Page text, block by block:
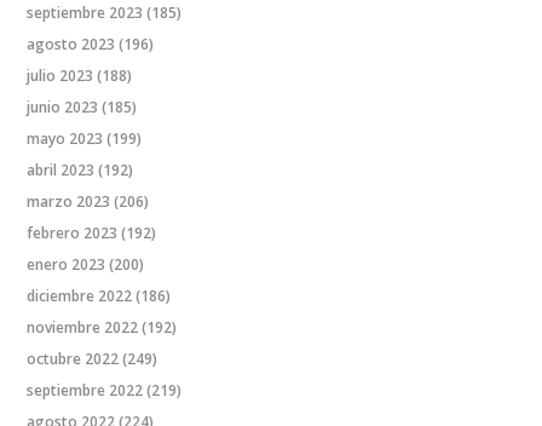
septiembre 2023 (185)
agosto 2023 (196)
julio 2023 (188)
junio 2023 (185)
mayo 2023 (199)
abril 2023 (192)
marzo 2023 (206)
febrero 2023 (192)
enero 2023 (200)
diciembre 2022(186)
noviembre 2022(192)
octubre 2022(249)
septiembre 2022(219)
agosto 2022(224)